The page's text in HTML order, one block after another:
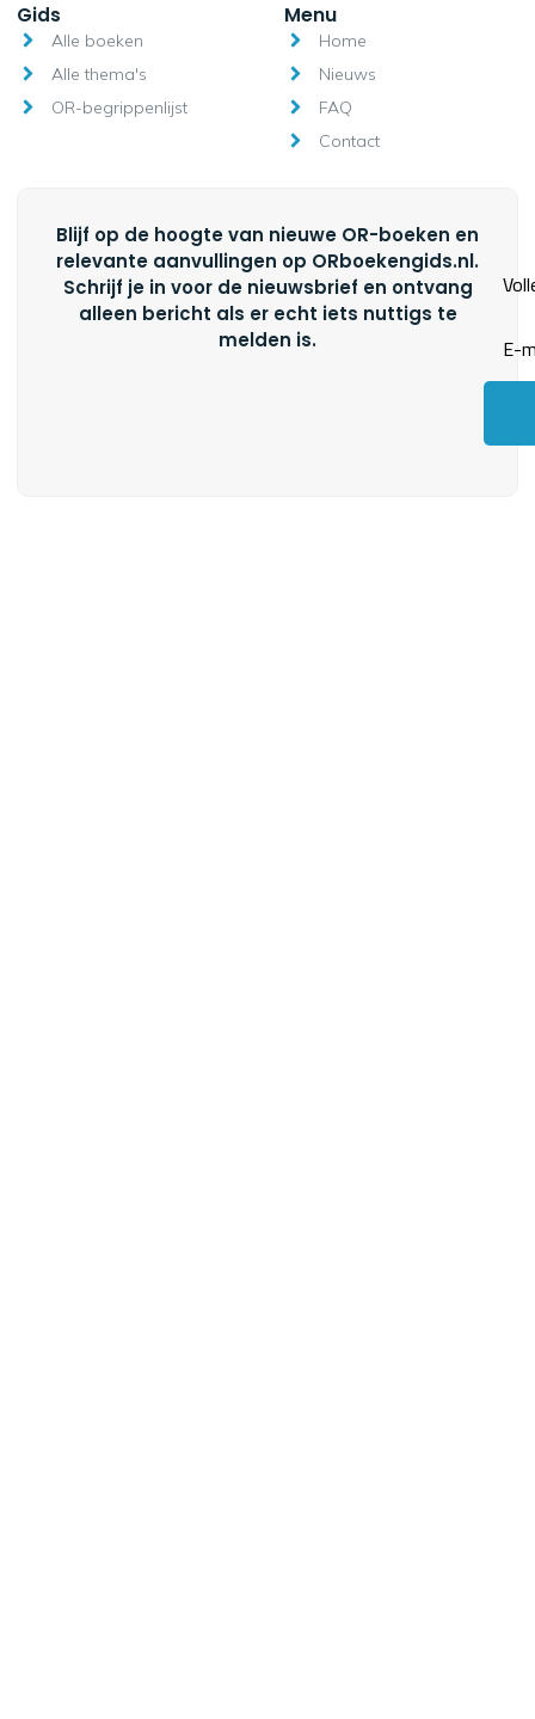
Gids
Alle boeken
Alle thema's
OR-begrippenlijst
Menu
Home
Nieuws
FAQ
Contact
Blijf op de hoogte van nieuwe OR-boeken en
relevante aanvullingen op ORboekengids.nl.
Schrijf je in voor de nieuwsbrief en ontvang
alleen bericht als er echt iets nuttigs te
melden is.